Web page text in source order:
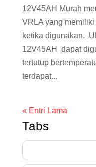
12V45AH Murah
VRLA yang
ketika digunakan.
12V45AH dapat
tertutup
terdapat...
« Entri Lama
Tabs